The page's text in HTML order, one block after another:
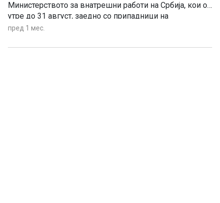
Министерството за внатрешни работи на Србија, кои од
утре до 31 август, заедно со припадници на
македонската полиција, ќе патролираат низ Охрид во
пред 1 мес.